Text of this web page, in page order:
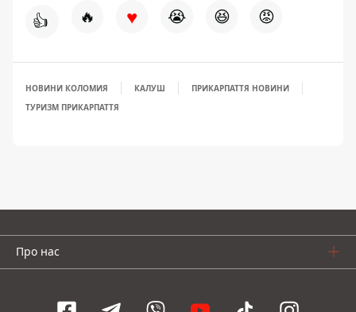
👍 🔥 ♥ 😭 😆 😡
НОВИНИ КОЛОМИЯ КАЛУШ
ПРИКАРПАТТЯ НОВИНИ
ТУРИЗМ ПРИКАРПАТТЯ
Про нас